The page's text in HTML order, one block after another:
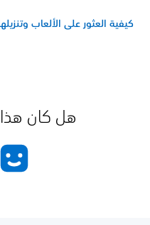
كيفية العثور على الألعاب وتنزيلها
هل كان هذا